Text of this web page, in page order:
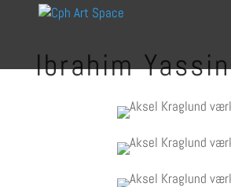
Ibrahim Yassin